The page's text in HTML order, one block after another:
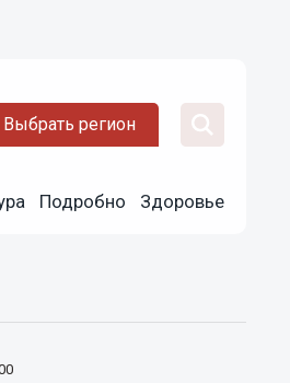
Выбрать регион
Подробно Здоровье